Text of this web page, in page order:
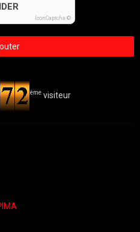
IconCaptcha ©
ème visiteur